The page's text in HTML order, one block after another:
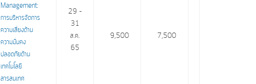
Management:
การบริหารจัดการ
ความเสี่ยงด้าน
ความมั่นคง
ปลอดภัยด้าน
เทคโนโลยี
สารสนเทศ
29 –
31
ส.ค.
65
9,500 7,500